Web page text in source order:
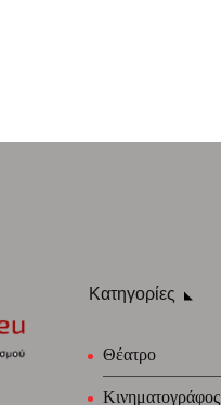
Κατηγορίες
Θέατρο
Κινηματογράφος